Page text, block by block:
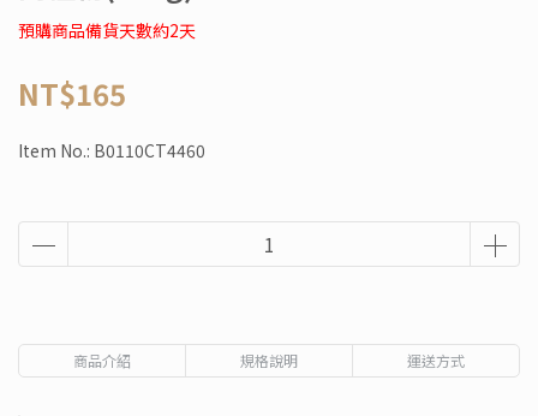
預購商品備貨天數約2天
NT$165
Item No.: B0110CT4460
商品介紹 規格說明 運送方式